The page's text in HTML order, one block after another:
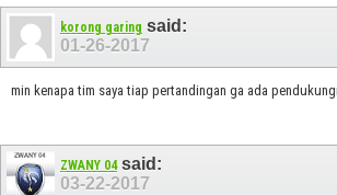
korong garing said:
01-26-2017
min kenapa tim saya tiap pertandingan ga ada
ZWANY 04said:
03-22-2017